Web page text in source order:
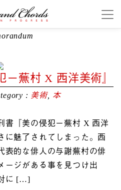
ー蕪村 X 西洋美術』
: 美術, 本
書『美の侵犯ー蕪村 X 西洋
に魅了されてしまった。西
表的な俳人の与謝蕪村の俳
ージがある事を見つけ出
に […]